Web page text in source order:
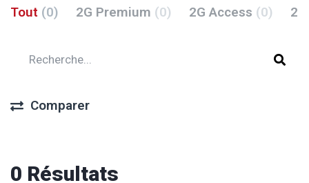
Tout (0) 2G Premium (0) 2G Access (0)
Comparer
0 Résultats